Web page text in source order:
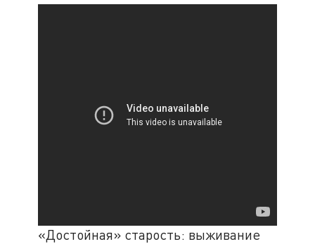
«Достойная» старость: выживание